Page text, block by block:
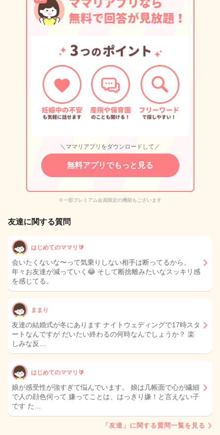
＼ママリアプリをダウンロードして／
無料アプリでもっと見る
※一部プレミアム会員限定の機能もございます
友達に関する質問
はじめてのママリ🔰
会いたくないな〜って気乗りしない相手は断ってるから、
年々お友達が減っていく😂 そして断捨離みたいなスッキリ感
を感じてる。
ままり
友達の結婚式が冬にあります ナイトウェディングで17時スタ
ートなんですが だいたい終わるの何時なんでしょうか？ 楽
しみな反…
はじめてのママリ🔰
娘が感受性が強すぎて悩んでいます。 娘は几帳面で心が繊細
で人の顔色伺って 嫌ってことは、はっきり嫌！と言えない子
です た…
「友達」に関する質問一覧を見る